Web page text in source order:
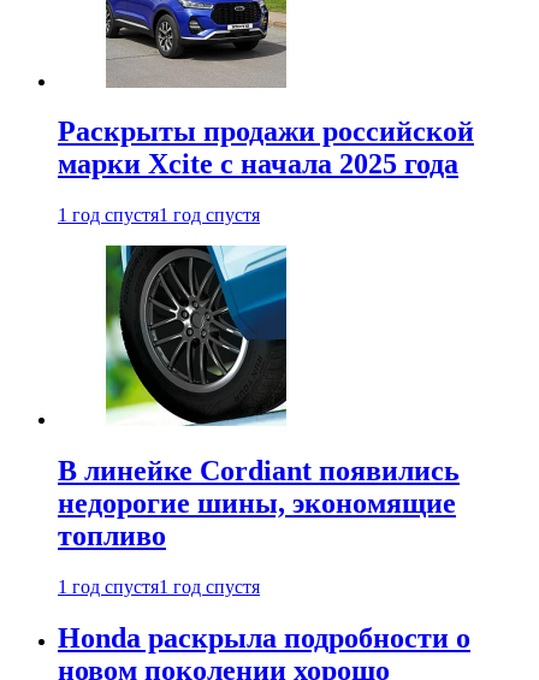
Раскрыты продажи российской
марки Xcite с начала 2025 года
1 год спустя1 год спустя
В линейке Cordiant появились
недорогие шины, экономящие
топливо
1 год спустя1 год спустя
Honda раскрыла подробности о
новом поколении хорошо